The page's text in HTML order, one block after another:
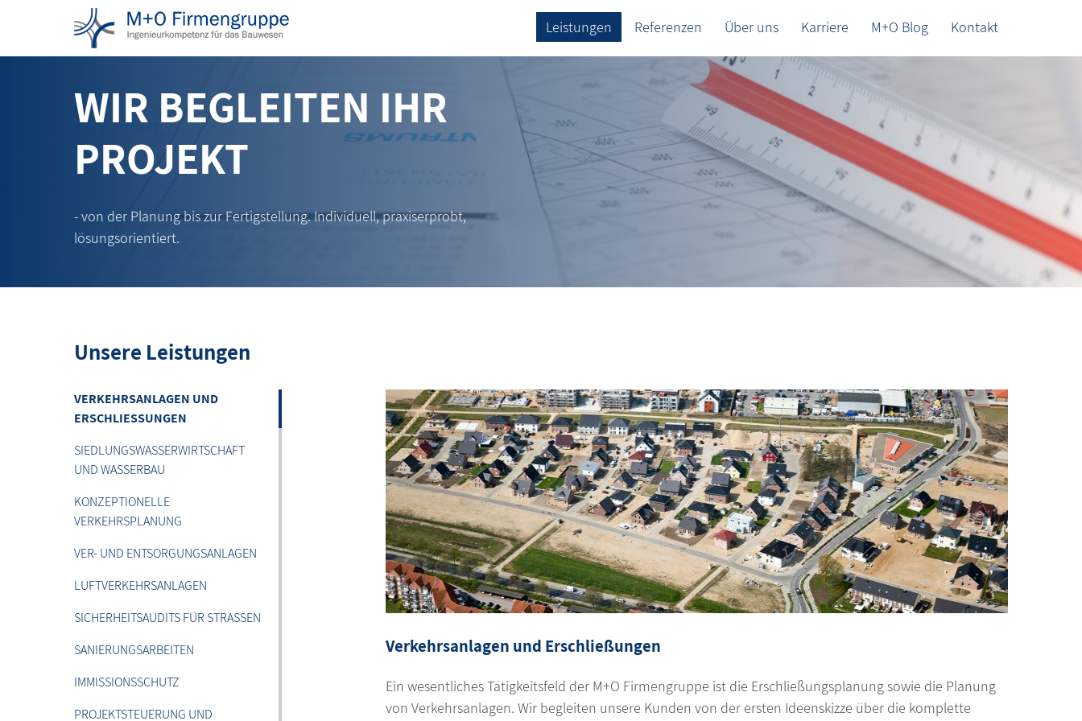
Leistungen Referenzen Über uns Karriere M+O Blog Kontakt
WIR BEGLEITEN IHR
PROJEKT
- von der Planung bis zur Fertigstellung. Individuell, praxiserprobt,
lösungsorientiert.
Unsere Leistungen
VERKEHRSANLAGEN UND
ERSCHLIESSUNGEN
SIEDLUNGSWASSERWIRTSCHAFT
UND WASSERBAU
KONZEPTIONELLE
VERKEHRSPLANUNG
VER- UND ENTSORGUNGSANLAGEN
LUFTVERKEHRSANLAGEN
SICHERHEITSAUDITS FÜR STRASSEN
SANIERUNGSARBEITEN
IMMISSIONSSCHUTZ
PROJEKTSTEUERUNG UND
Verkehrsanlagen und Erschließungen
Ein wesentliches Tätigkeitsfeld der M+O Firmengruppe ist die Erschließungsplanung sowie die Planung
von Verkehrsanlagen. Wir begleiten unsere Kunden von der ersten Ideenskizze über die komplette